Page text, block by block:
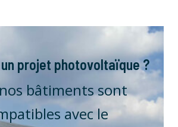
projet photovoltaïque ?
bâtiments sont
avec le